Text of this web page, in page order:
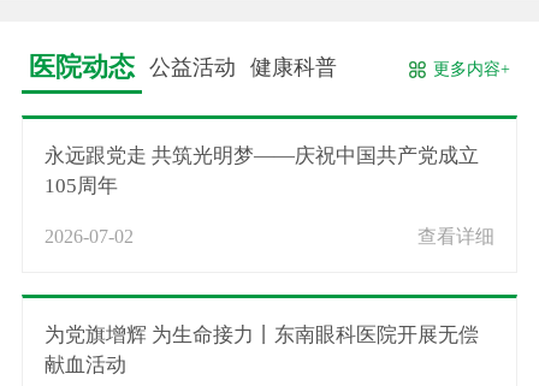
医院动态 公益活动 健康科普 更多内容+
永远跟党走 共筑光明梦——庆祝中国共产党成立
105周年
2026-07-02 查看详细
为党旗增辉 为生命接力丨东南眼科医院开展无偿
献血活动